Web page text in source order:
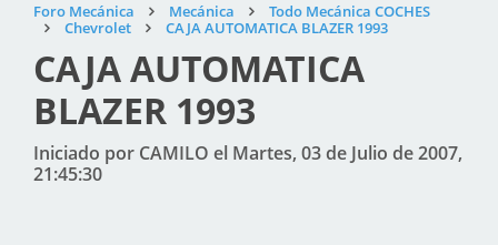
Foro Mecánica Mecánica
Todo Mecánica COCHES
Chevrolet
CAJA AUTOMATICA BLAZER 1993
CAJA AUTOMATICA
BLAZER 1993
Iniciado por CAMILO el Martes, 03 de Julio de 2007,
21:45:30